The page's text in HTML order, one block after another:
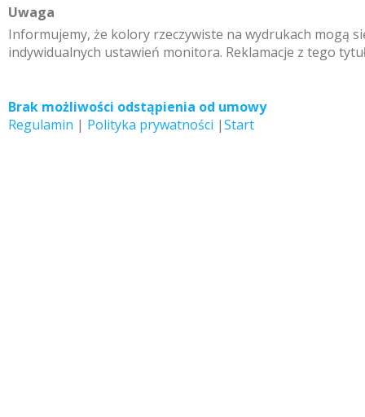
Uwaga
Informujemy, że kolory rzeczywiste na wydrukach mogą
indywidualnych ustawień monitora. Reklamacje z tego
Brak możliwości odstąpienia od umowy
Regulamin | Polityka prywatności |Start